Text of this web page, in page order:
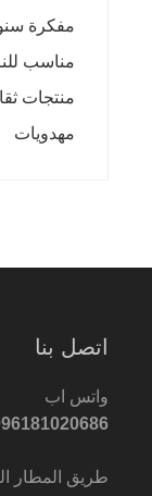
مفكرة
مناسب
منتجات
مهدويات
اتصل بنا
واتس اب
طريق المطار